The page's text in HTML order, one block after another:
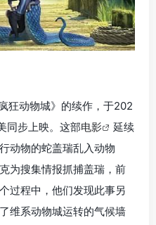
狂动物城》的续作，于202
同步上映。这部电影
延续
动物的蛇盖瑞乱入动物
为搜集情报抓捕盖瑞，前
过程中，他们发现此事另
维系动物城运转的气候墙